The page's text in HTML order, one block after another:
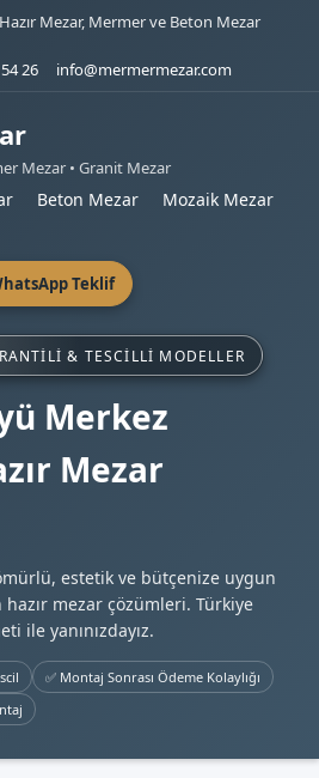
Mezar, Mermer ve Beton Mezar
26 info@mermermezar.com
Mezar • Granit Mezar
Beton Mezar
Mozaik Mezar
Teklif
& TESCILLI MODELLER
Merkez
Mezar
estetik ve bütçenize uygun
mezar çözümleri. Türkiye
ile yanınızdayız.
✅ Montaj Sonrası Ödeme Kolaylığı